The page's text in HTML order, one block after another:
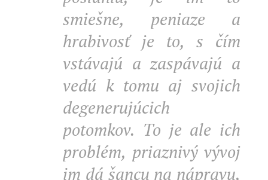
smiešne, peniaze a
hrabivosť je to, s čím
vstávajú a zaspávajú a
vedú k tomu aj svojich
degenerujúcich
potomkov. To je ale ich
problém, priaznivý vývoj
im dá šancu na nápravu,